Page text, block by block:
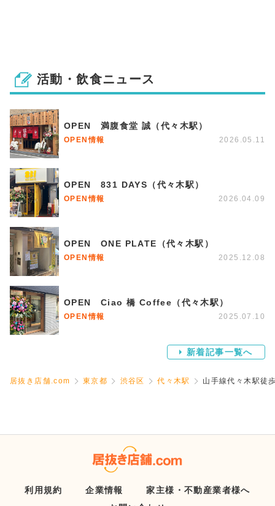
活動・飲食ニュース
OPEN 満腹食堂 誠（代々木駅）
OPEN情報 2026.05.11
OPEN 831 DAYS（代々木駅）
OPEN情報 2026.04.09
OPEN ONE PLATE（代々木駅）
OPEN情報 2025.12.08
OPEN Ciao 橋 Coffee（代々木駅）
OPEN情報 2025.07.10
新着記事一覧へ
居抜き店舗.com 東京都 渋谷区 代々木駅 山手線代々木駅徒
利用規約 企業情報
家主様・不動産業者様へ